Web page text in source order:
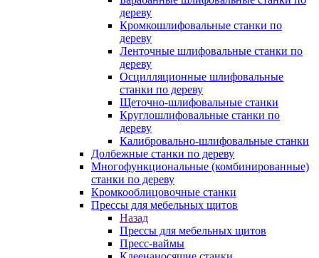
дереву
Кромкошлифовальные станки по
дереву
Ленточные шлифовальные станки по
дереву
Осцилляционные шлифовальные
станки по дереву
Щеточно-шлифовальные станки
Круглошлифовальные станки по
дереву
Калибровально-шлифовальные станки
Долбежные станки по дереву
Многофункциональные (комбинированные)
станки по дереву
Кромкооблицовочные станки
Прессы для мебельных щитов
Назад
Прессы для мебельных щитов
Пресс-ваймы